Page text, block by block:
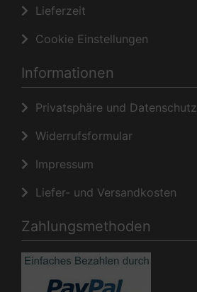
Lieferzeit
Cookie Einstellungen
Informationen
Privatsphäre und Datenschutz
Widerrufsformular
Impressum
Liefer- und Versandkosten
Zahlungsmethoden